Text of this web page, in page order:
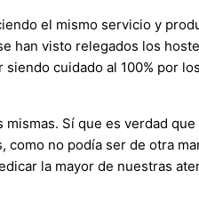
el mismo servicio y
han visto relegados los
cuidado al 100% por
Sí que es verdad
no podía ser de otra
la mayor de nuestras